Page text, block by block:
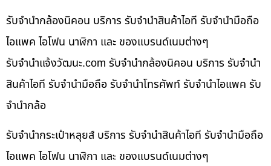
รับจำนำกล้องนิคอน บริการ รับจำนำสินค้าไอที รับจำนำมือถือ
ไอแพค ไอโฟน นาฬิกา และ ของแบรนด์เนมต่างๆ
รับจํานําแจ้งวัฒนะ.com รับจำนำกล้องนิคอน บริการ รับจำนำ
สินค้าไอที รับจำนำมือถือ รับจำนำโทรศัพท์ รับจำนำไอแพค รับ
จำนำกล้อ
รับจำนำกระเป๋าหลุยส์ บริการ รับจำนำสินค้าไอที รับจำนำมือถือ
ไอแพค ไอโฟน นาฬิกา และ ของแบรนด์เนมต่างๆ